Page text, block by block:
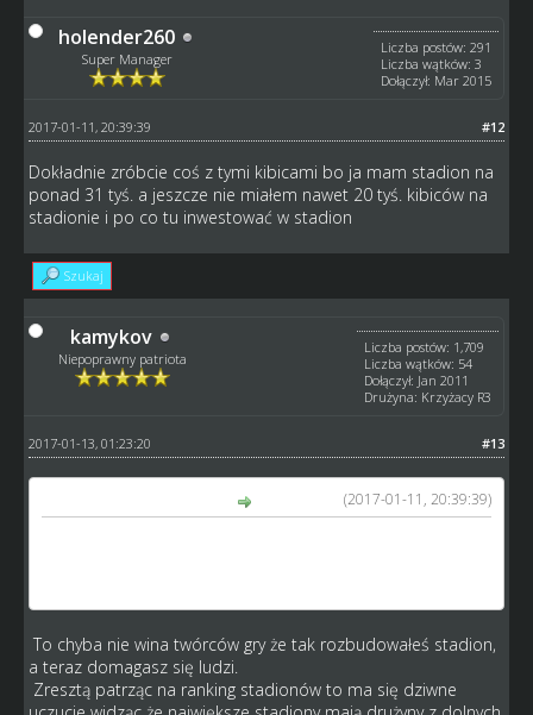
holender260
Super Manager
Liczba postów: 291
Liczba wątków: 3
Dołączył: Mar 2015
#12
2017-01-11, 20:39:39
Dokładnie zróbcie coś z tymi kibicami bo ja mam stadion na
ponad 31 tyś. a jeszcze nie miałem nawet 20 tyś. kibiców na
stadionie i po co tu inwestować w stadion
Szukaj
kamykov
Niepoprawny patriota
Liczba postów: 1,709
Liczba wątków: 54
Dołączył: Jan 2011
Drużyna: Krzyżacy R3
#13
2017-01-13, 01:23:20
(2017-01-11, 20:39:39)
To chyba nie wina twórców gry że tak rozbudowałeś stadion,
a teraz domagasz się ludzi.
Zresztą patrząc na ranking stadionów to ma się dziwne